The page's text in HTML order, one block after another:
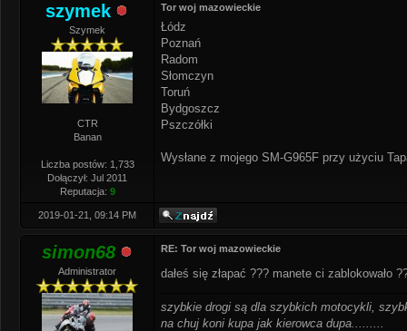
szymek
Szymek
CTR
Banan
Liczba postów: 1,733
Dołączył: Jul 2011
Reputacja: 9
Tor woj mazowieckie
Łódz
Poznań
Radom
Słomczyn
Toruń
Bydgoszcz
Pszczółki
Wysłane z mojego SM-G965F przy użyciu
2019-01-21, 09:14 PM
simon68
Administrator
RE: Tor woj mazowieckie
dałeś się złapać ??? manete ci zablokowało
szybkie drogi są dla szybkich motocykli,
na chuj koni kupa jak kierowca dupa.........